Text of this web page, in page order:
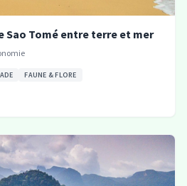
Sao Tomé entre terre et mer
FAUNE & FLORE